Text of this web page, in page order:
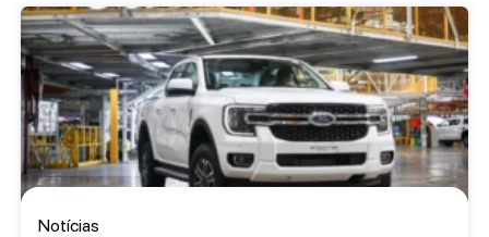
Notícias